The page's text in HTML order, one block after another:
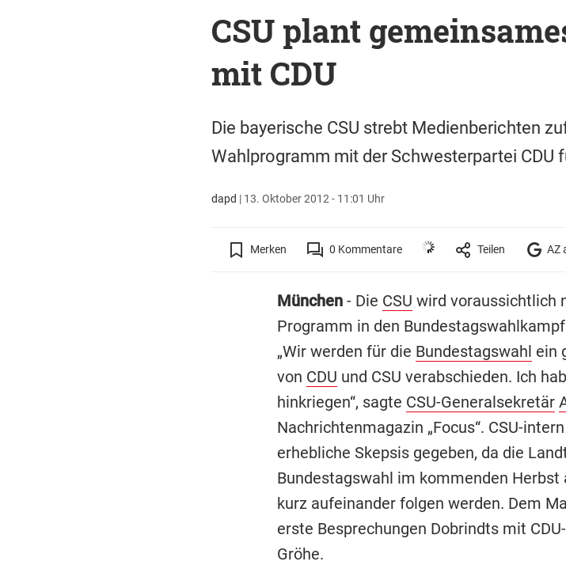
CSU plant
mit CDU
Die bayerische CSU strebt Medienberichten
Wahlprogramm mit der Schwesterpartei CDU
dapd | 13. Oktober 2012 - 11:01 Uhr
Merken 0 Kommentare Teilen AZ
München - Die CSU wird voraussichtlich
Programm in den
„Wir werden für die Bundestagswahl ein
von CDU und CSU verabschieden. Ich
hinkriegen“, sagte CSU-Generalsekretär
Nachrichtenmagazin „Focus“. CSU-
erhebliche Skepsis gegeben, da die
Bundestagswahl im kommenden
kurz aufeinander folgen werden. Dem
erste Besprechungen Dobrindts mit
Gröhe.